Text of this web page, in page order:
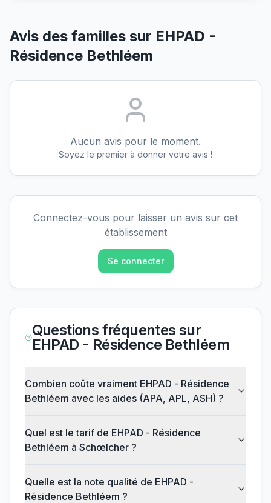
Avis des familles sur EHPAD -
Résidence Bethléem
Aucun avis pour le moment.
Soyez le premier à donner votre avis !
Connectez-vous pour laisser un avis sur cet
établissement
Se connecter
Questions fréquentes sur
EHPAD - Résidence Bethléem
Combien coûte vraiment EHPAD - Résidence
Bethléem avec les aides (APA, APL, ASH) ?
Quel est le tarif de EHPAD - Résidence
Bethléem à Schœlcher ?
Quelle est la note qualité de EHPAD -
Résidence Bethléem ?